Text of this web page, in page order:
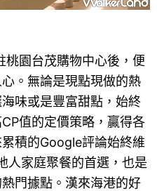
桃園台茂購物中心後，便
。無論是現點現做的熱
味或是豐富甜點，始終
值的定價策略，贏得各
積的Google評論始終維
人家庭聚餐的首選，也是
門據點。漢來海港的好